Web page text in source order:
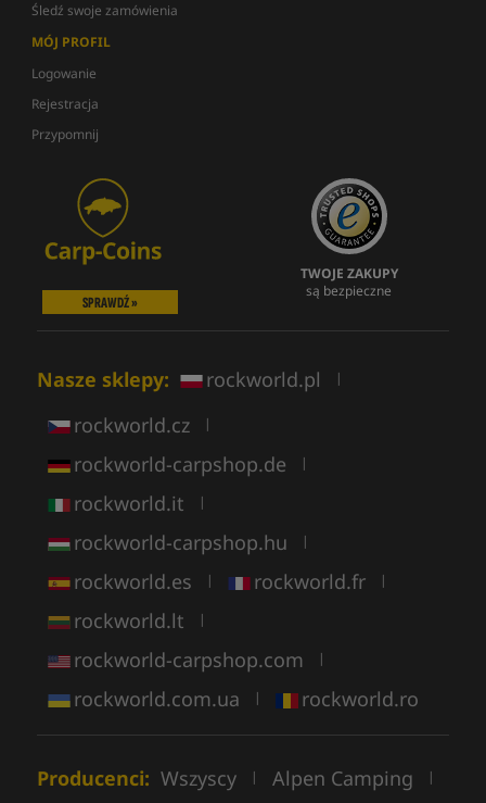
Śledź swoje zamówienia
MÓJ PROFIL
Logowanie
Rejestracja
Przypomnij
SPRAWDŹ »
TWOJE ZAKUPY
są bezpieczne
Nasze sklepy: rockworld.pl |
rockworld.cz |
rockworld-carpshop.de |
rockworld.it |
rockworld-carpshop.hu |
rockworld.es | rockworld.fr |
rockworld.lt |
rockworld-carpshop.com |
rockworld.com.ua | rockworld.ro
Producenci: Wszyscy | Alpen Camping |